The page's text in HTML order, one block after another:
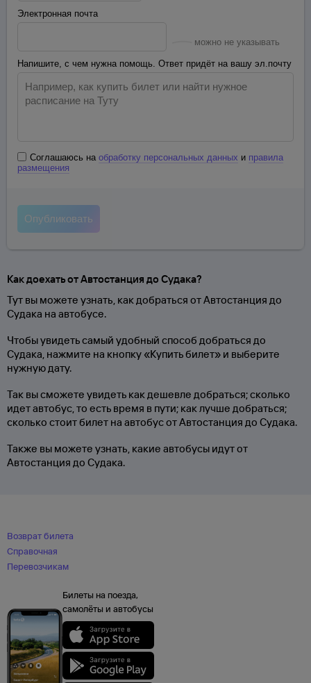
Электронная почта
можно не указывать
Напишите, с чем нужна помощь. Ответ придёт на вашу эл.почту
Соглашаюсь на обработку персональных данных и правила
размещения
Как доехать от Автостанция до Судака?
Тут вы можете узнать, как добраться от Автостанция до
Судака на автобусе.
Чтобы увидеть самый удобный способ добраться до
Судака, нажмите на кнопку «Купить билет» и выберите
нужную дату.
Так вы сможете увидеть как дешевле добраться; сколько
идет автобус, то есть время в пути; как лучше добраться;
сколько стоит билет на автобус от Автостанция до Судака.
Также вы можете узнать, какие автобусы идут от
Автостанция до Судака.
Возврат билета
Справочная
Перевозчикам
Билеты на поезда,
самолёты и автобусы